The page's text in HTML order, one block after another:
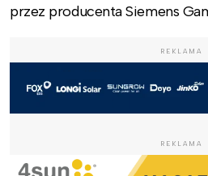
przez producenta Siemens
REKLAMA
REKLAMA